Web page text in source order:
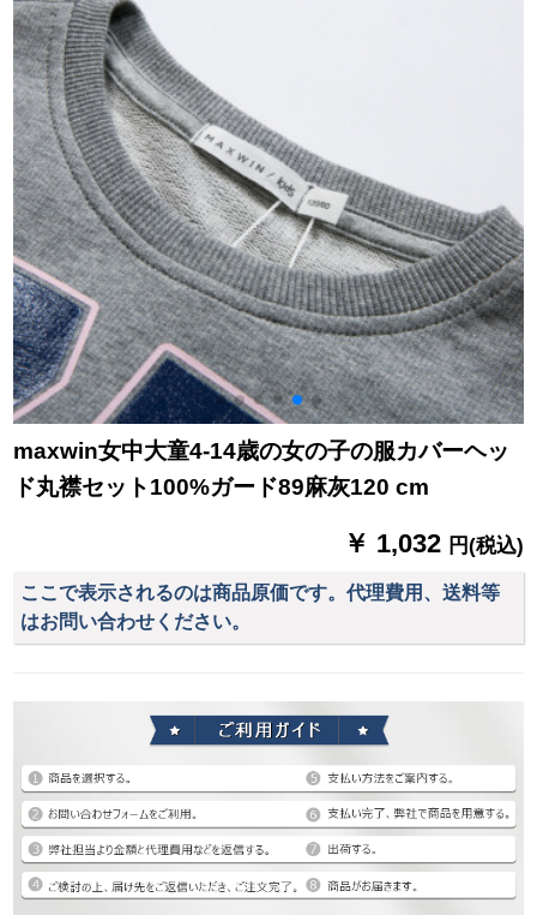
maxwin女中大童4-14歳の女の子の服カバーヘッ
ド丸襟セット100%ガード89麻灰120 cm
￥ 1,032 円(税込)
ここで表示されるのは商品原価です。代理費用、送料等
はお問い合わせください。